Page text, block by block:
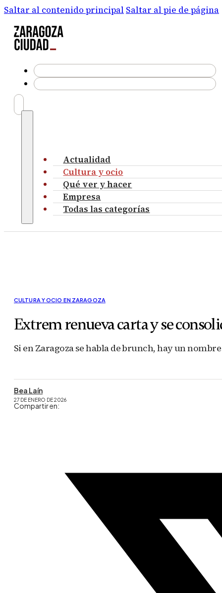
Saltar al contenido principal Saltar al pie de página
Actualidad
Cultura y ocio
Qué ver y hacer
Empresa
Todas las categorías
CULTURA Y OCIO EN ZARAGOZA
Extrem renueva carta y se
Si en Zaragoza se habla de brunch, hay un
Bea Laín
27 DE ENERO DE 2026
Compartir en: